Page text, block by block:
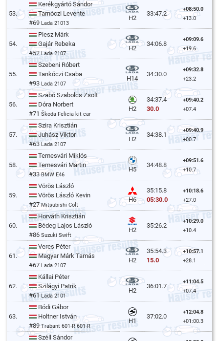
53.
Kerékgyártó Sándor
Tarnóczi Levente
#69 Lada 21013
H2
33:47.2
+08:50.0
+13.0
54.
Plesz Márk
Gajár Rebeka
#52Lada 2107
H2
34:06.8
+09:09.6
+19.6
55.
Szebeni Róbert
Tankóczi Csaba
#93 Lada 2107
H14
34:30.0
+09:32.8
+23.2
56.
Szabó Szabolcs Zsolt
Dóra Norbert
#71Škoda Felicia kit car
H2
34:37.4
30.0
+09:40.2
+07.4
57.
Szira Krisztián
Juhász Viktor
#63 Lada 2107
H2
34:38.1
+09:40.9
+00.7
58.
Temesvári Miklós
Temesvári Martin
#33BMW E46
H5
34:48.8
+09:51.6
+10.7
59.
Vörös László
Vörös László Kevin
#27Mitsubishi Colt
H6
35:15.8
05:30.0
+10:18.6
+27.0
60.
Horváth Krisztián
Bédeg Lajos László
#86Suzuki Swift
H2
35:26.2
+10:29.0
+10.4
61.
Veres Péter
Magyar Márk Tamás
#67 Lada 2107
H2
35:54.3
15.0
+10:57.1
+28.1
62.
Kállai Péter
Szilágyi Patrik
#61Lada 2101
H2
36:01.7
+11:04.5
+07.4
63.
Bódi Gábor
Holtner István
#89Trabant 601-R 601-R
H1
37:02.0
+12:04.8
+01:00.3
Széll Sándor